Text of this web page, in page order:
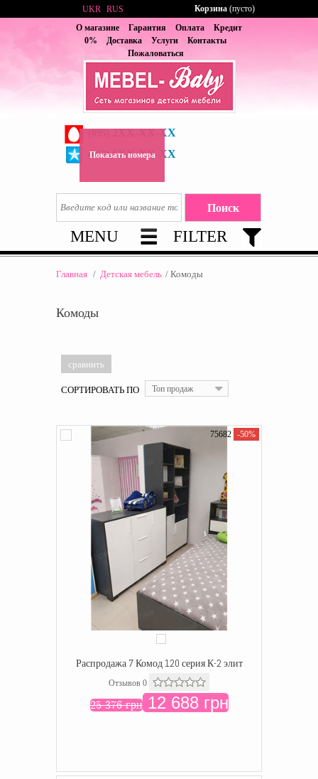
О магазине Гарантия Оплата
Кредит
0%
Доставка Услуги
Контакты
Пожаловаться
2XX-XX-XX
(067) 6XX-XX-XX
Показать номера
UKR RUS Корзина (пусто)
MENU FILTER
Главная / Детская мебель / Комоды
Комоды
СОРТИРОВАТЬ ПО Топ продаж
75682 -50%
Распродажа 7 Комод 120 серия К-2 элит
Отзывов 0
25 376 грн12 688 грн